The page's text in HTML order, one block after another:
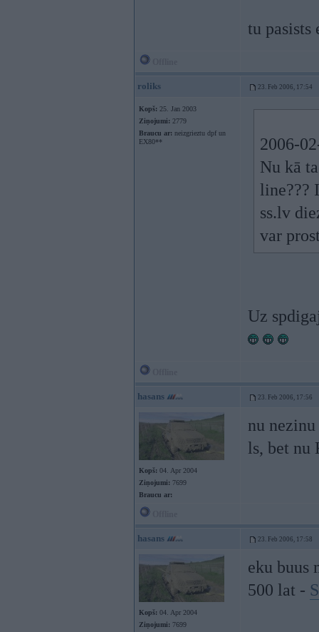
tu pasists
roliks 23. Feb 2006, 17:54
Kopš: 25. Jan 2003
Ziņojumi: 2779
Braucu ar: neizgrieztu dpf un
EX80**
2006-
Nu kā
line???
ss.lv
var
Uz
hasans 23. Feb 2006, 17:56
Kopš: 04. Apr 2004
Ziņojumi: 7699
Braucu ar:
nu
ls, bet nu
hasans 23. Feb 2006, 17:58
Kopš: 04. Apr 2004
Ziņojumi: 7699
eku buus
500 lat -